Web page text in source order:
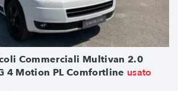
Commerciali Multivan 2.0
4 Motion PL Comfortline usato